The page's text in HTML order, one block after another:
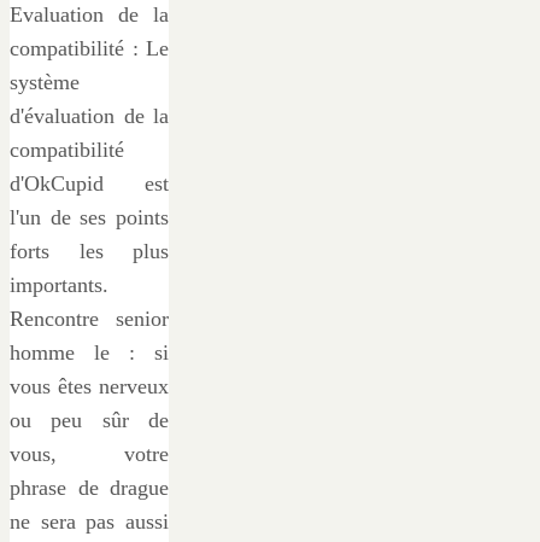
Evaluation de la
compatibilité : Le
système
d'évaluation de la
compatibilité
d'OkCupid est
l'un de ses points
forts les plus
importants.
Rencontre senior
homme le : si
vous êtes nerveux
ou peu sûr de
vous, votre
phrase de drague
ne sera pas aussi